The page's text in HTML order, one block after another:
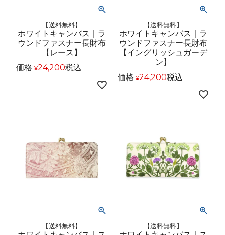
【送料無料】
ホワイトキャンバス｜ラ
ウンドファスナー長財布
【レース】
価格 ¥24,200税込
【送料無料】
ホワイトキャンバス｜ラ
ウンドファスナー長財布
【イングリッシュガーデ
ン】
価格 ¥24,200税込
【送料無料】 【送料無料】